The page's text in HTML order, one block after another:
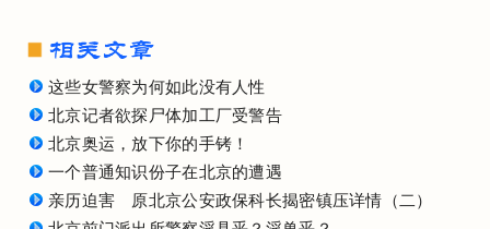
这些女警察为何如此没有人性
北京记者欲探尸体加工厂受警告
北京奥运，放下你的手铐！
一个普通知识份子在北京的遭遇
亲历迫害 原北京公安政保科长揭密镇压详情（二）